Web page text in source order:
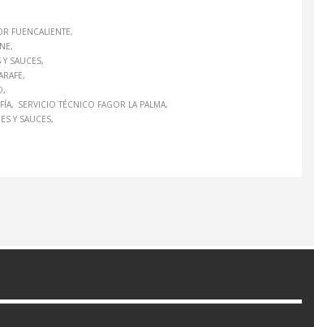
FUENCALIENTE
SAUCES
SERVICIO TÉCNICO FAGOR LA PALMA
Y SAUCES